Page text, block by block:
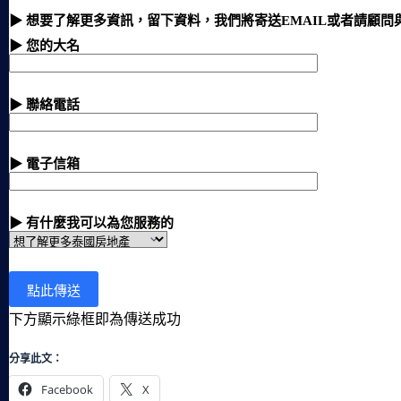
▶ 想要了解更多資訊，留下資料，我們將寄送EMAIL或者請顧問
▶ 您的大名
▶ 聯絡電話
▶ 電子信箱
▶ 有什麼我可以為您服務的
下方顯示綠框即為傳送成功
分享此文：
Facebook X